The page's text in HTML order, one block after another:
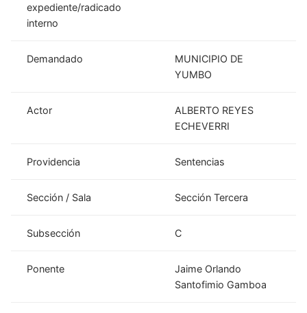
expediente/radicado
interno
Demandado
MUNICIPIO DE
YUMBO
Actor
ALBERTO REYES
ECHEVERRI
Providencia Sentencias
Sección / Sala Sección Tercera
Subsección C
Ponente
Jaime Orlando
Santofimio Gamboa